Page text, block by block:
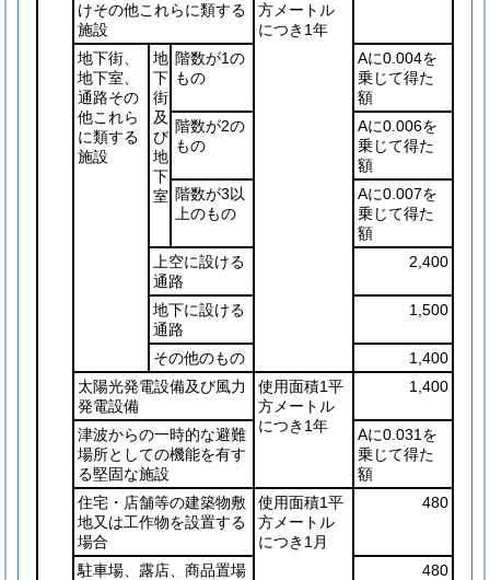
けその他これらに類する
施設
方メートル
につき1年
地下街、
地下室、
通路その
他これら
に類する
施設
地
下
街
及
び
地
下
室
階数が1の
もの
Aに0.004を
乗じて得た
額
階数が2の
もの
Aに0.006を
乗じて得た
額
階数が3以
上のもの
Aに0.007を
乗じて得た
額
上空に設ける
通路
2,400
地下に設ける
通路
1,500
その他のもの
1,400
太陽光発電設備及び風力
発電設備
使用面積1平
方メートル
につき1年
1,400
津波からの一時的な避難
場所としての機能を有す
る堅固な施設
Aに0.031を
乗じて得た
額
住宅・店舗等の建築物敷
地又は工作物を設置する
場合
使用面積1平
方メートル
につき1月
480
駐車場、露店、商品置場
480